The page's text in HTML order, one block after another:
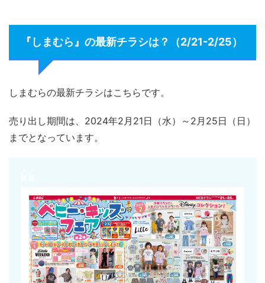
『しまむら』の最新チラシは？（2/21-2/25）
しまむらの最新チラシはこちらです。
売り出し期間は、2024年2月21日（水）～2月25日（日）
までとなっています。